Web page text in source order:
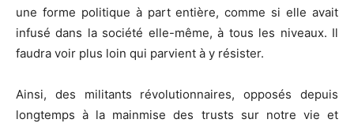
une forme politique à part entière, comme si elle avait
infusé dans la société elle-même, à tous les niveaux. Il
faudra voir plus loin qui parvient à y résister.
Ainsi, des militants révolutionnaires, opposés depuis
longtemps à la mainmise des trusts sur notre vie et